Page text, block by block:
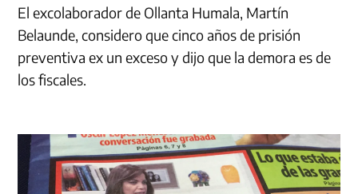
El excolaborador de Ollanta Humala, Martín
Belaunde, considero que cinco años de prisión
preventiva ex un exceso y dijo que la demora es de
los fiscales.